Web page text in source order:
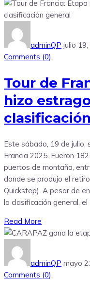
adminQP julio
Comments (0)
Tour de
hizo
Este sábado, 19 de
Francia 2025. Fueron
puertos de montaña,
donde se produjo el
Quickstep). A pesar de
la clasificación general,
Read More
adminQP mayo
Comments (0)